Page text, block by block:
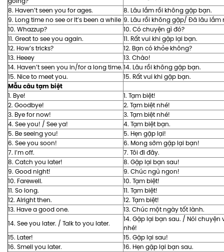
8. Haven’t seen you for ages.
8. Lâu lắm rồi không gặp bạn.
9. Long time no see or It’s been a while 9. Lâu rồi không gặp/ Đã lâu lắm
10. Whazzup?
10. Có chuyện gì đó?
11. Great to see you again.
11. Rất vui khi gặp lại bạn.
12. How’s tricks?
12. Bạn có khỏe không?
13. Heeey
13. Chào!
14. Haven’t seen you in/for a long time.14. Lâu rồi không gặp bạn.
15. Nice to meet you.
15. Rất vui khi gặp bạn.
Mẫu câu tạm biệt
1. Bye!
1. Tạm biệt!
2. Goodbye!
2. Tạm biệt nhé!
3. Bye for now!
3. Tạm biệt nhé!
4. See you! / See ya!
4. Tạm biệt bạn.
5. Be seeing you!
5. Hẹn gặp lại!
6. See you soon!
6. Mong sớm gặp lại bạn!
7. I’m off.
7. Tôi đi đây.
8. Catch you later!
8. Gặp lại bạn sau!
9. Good night!
9. Chúc ngủ ngon!
10. Farewell.
10. Tạm biệt!
11. So long.
11. Tạm biệt!
12. Alright then.
12. Tạm biệt!
13. Have a good one.
13. Chúc một ngày tốt lành.
14. See you later. / Talk to you later.
14. Gặp lại bạn sau. / Nói chuyện
nhé!
15. Later!
15. Gặp lại sau!
16. Smell you later.
16. Hẹn gặp lại bạn sau.